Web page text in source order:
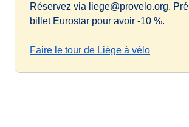
Réservez via liege@provelo.org.
billet Eurostar pour avoir -10 %.
Faire le tour de Liège à vélo